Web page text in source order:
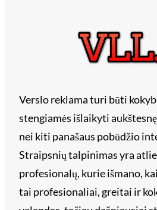
Verslo reklama turi būti
stengiamės išlaikyti
nei kiti panašaus pobūdžio
Straipsnių talpinimas yra
profesionalų, kurie išmano,
tai profesionaliai, greitai ir